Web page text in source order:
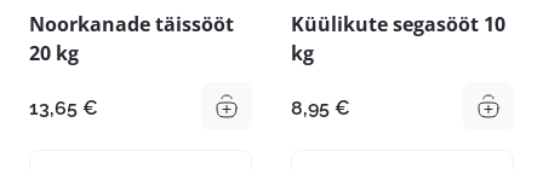
Noorkanade täissööt
20 kg
13,65 €
Küülikute segasööt 10
kg
8,95 €